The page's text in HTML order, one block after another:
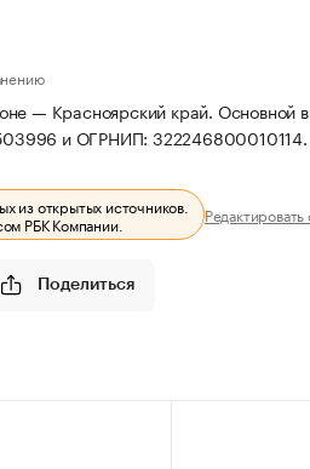
— Красноярский край. Основной
и ОГРНИП: 322246800010114.
из открытых источников.
РБК Компании.
Поделиться